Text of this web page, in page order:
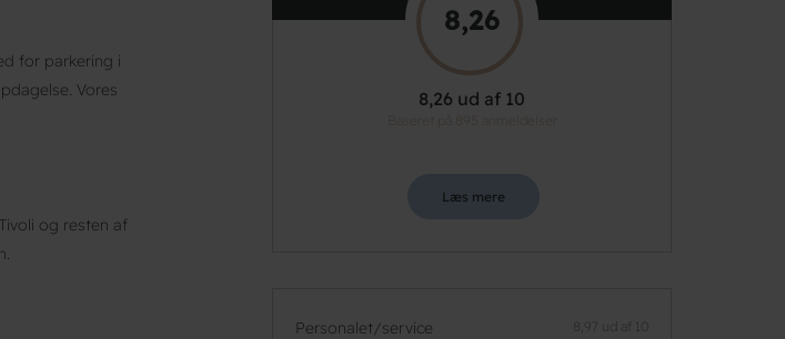
for parkering i
Vores
og resten af
8,26
8,26 ud af 10
Læs mere
Personalet/service 8,97 ud af 10